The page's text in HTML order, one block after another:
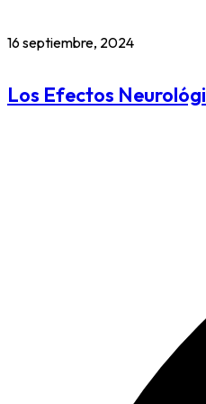
16 septiembre, 2024
Los Efectos